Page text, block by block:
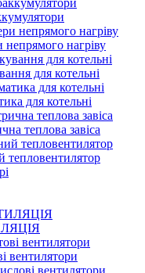
непрямого нагріву
для котельні
для котельні
теплова завіса
тепловентилятор
вентилятори